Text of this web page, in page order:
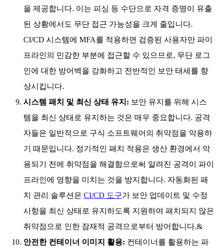
을 제공합니다. 이는 피싱 등 수단으로 자격 증명이 유출
된 상황에서도 무단 접근 가능성을 크게 줄입니다.
CI/CD 시스템에 MFA를 적용하면 검증된 사용자만 파이
프라인의 민감한 부분에 접근할 수 있으므로, 무단 로그
인에 대한 방어벽을 강화하고 전반적인 보안 태세를 향
상시킵니다.
시스템 패치 및 최신 상태 유지: 보안 유지를 위해 시스
템을 최신 상태로 유지하는 것은 매우 중요합니다. 공격
자들은 일반적으로 구식 소프트웨어의 취약점을 악용하
기 때문입니다. 정기적인 패치 적용은 생산 환경에서 악
용되기 전에 취약점을 해결함으로써 알려진 공격이 파이
프라인에 영향을 미치는 것을 방지합니다. 자동화된 패
치 관리 솔루션은 CI/CD 도구가 보안 업데이트 및 수정
사항을 최신 상태로 유지하도록 지원하여 패치되지 않은
취약점으로 인한 잠재적 공격으로부터 방어합니다.&
안전한 컨테이너 이미지 활용: 컨테이너를 활용하는 파